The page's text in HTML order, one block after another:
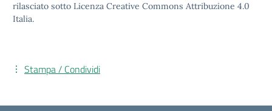
rilasciato sotto Licenza Creative Commons Attribuzione 4.0
Italia.
Stampa / Condividi